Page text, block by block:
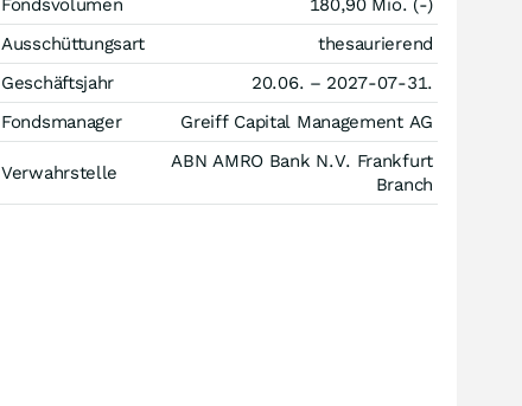
Fondsvolumen
180,90 Mio. (-)
Ausschüttungsart
thesaurierend
Geschäftsjahr
20.06. – 2027-07-31.
Fondsmanager
Greiff Capital Management AG
Verwahrstelle
ABN AMRO Bank N.V. Frankfurt
Branch